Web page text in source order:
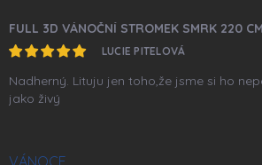
FULL 3D VÁNOČNÍ STROMEK SMRK 220
LUCIE PITELOVÁ
Nadherný. Lituju jen toho,že jsme si ho
jako živý